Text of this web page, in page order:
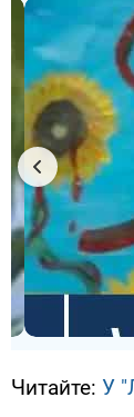
Читайте: У